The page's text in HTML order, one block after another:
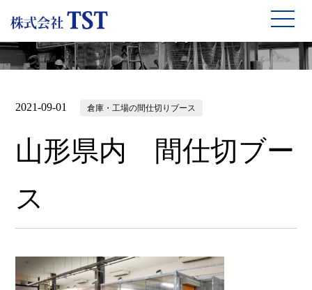
2021-09-01 倉庫・工場の間仕切りブース
山形県内 間仕切ブー
ス